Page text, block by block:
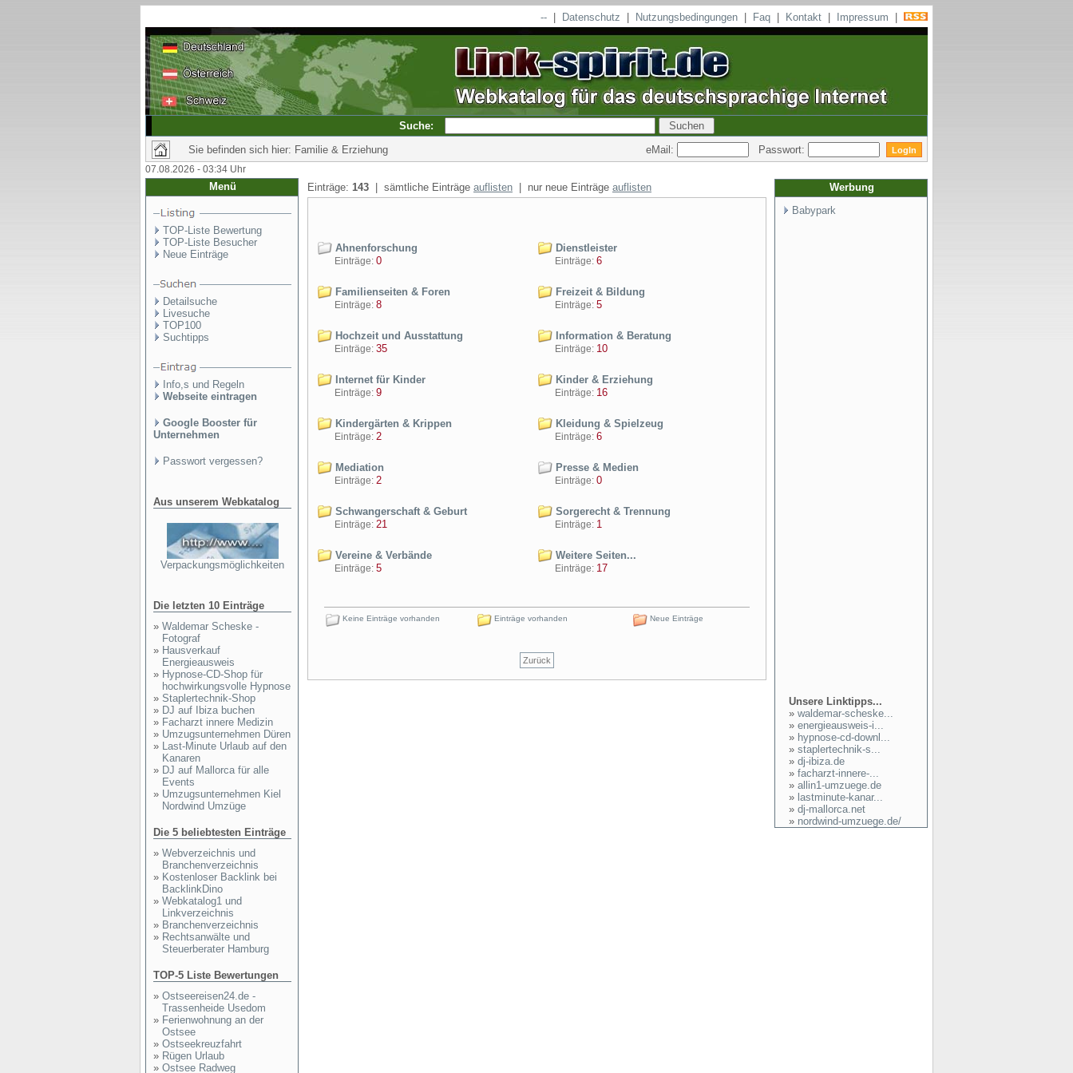
-- Datenschutz Nutzungsbedingungen Faq Kontakt Impressum
Suche:
Sie befinden sich hier: Familie & Erziehung
eMail: Passwort:
07.08.2026 - 03:34 Uhr
Menü
TOP-Liste Bewertung
TOP-Liste Besucher
Neue Einträge
Detailsuche
Livesuche
TOP100
Suchtipps
Info,s und Regeln
Webseite eintragen
Google Booster für
Unternehmen
Passwort vergessen?
Aus unserem Webkatalog
Verpackungsmöglichkeiten
Die letzten 10 Einträge
» Waldemar Scheske -
Fotograf
» Hausverkauf
Energieausweis
» Hypnose-CD-Shop für
hochwirkungsvolle Hypnose
» Staplertechnik-Shop
» DJ auf Ibiza buchen
» Facharzt innere Medizin
» Umzugsunternehmen Düren
» Last-Minute Urlaub auf den
Kanaren
» DJ auf Mallorca für alle
Events
» Umzugsunternehmen Kiel
Nordwind Umzüge
Die 5 beliebtesten Einträge
» Webverzeichnis und
Branchenverzeichnis
» Kostenloser Backlink bei
BacklinkDino
» Webkatalog1 und
Linkverzeichnis
» Branchenverzeichnis
» Rechtsanwälte und
Steuerberater Hamburg
TOP-5 Liste Bewertungen
» Ostseereisen24.de -
Trassenheide Usedom
» Ferienwohnung an der
Ostsee
» Ostseekreuzfahrt
» Rügen Urlaub
» Ostsee Radweg
Einträge: 143 | sämtliche Einträge auflisten | nur neue Einträge auflisten
Ahnenforschung
Einträge: 0
Dienstleister
Einträge: 6
Familienseiten & Foren
Einträge: 8
Freizeit & Bildung
Einträge: 5
Hochzeit und Ausstattung
Einträge: 35
Information & Beratung
Einträge: 10
Internet für Kinder
Einträge: 9
Kinder & Erziehung
Einträge: 16
Kindergärten & Krippen
Einträge: 2
Kleidung & Spielzeug
Einträge: 6
Mediation
Einträge: 2
Presse & Medien
Einträge: 0
Schwangerschaft & Geburt
Einträge: 21
Sorgerecht & Trennung
Einträge: 1
Vereine & Verbände
Einträge: 5
Weitere Seiten...
Einträge: 17
Keine Einträge vorhanden Einträge vorhanden Neue Einträge
Zurück
Werbung
Babypark
Unsere Linktipps...
» waldemar-scheske...
» energieausweis-i...
» hypnose-cd-downl...
» staplertechnik-s...
» dj-ibiza.de
» facharzt-innere-...
» allin1-umzuege.de
» lastminute-kanar...
» dj-mallorca.net
» nordwind-umzuege.de/